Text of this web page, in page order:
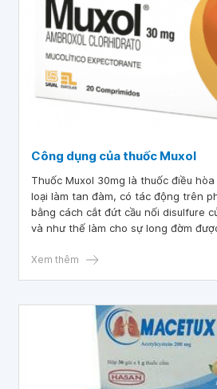
Công dụng của thuốc Muxol
Thuốc Muxol 30mg là thuốc điều
loại làm tan đàm, có tác động trên
bằng cách cắt đứt cầu nối disulfure
và như thế làm cho sự long đờm
Muxol tuy nhiên còn chưa đầy đủ. Để
Xem thêm